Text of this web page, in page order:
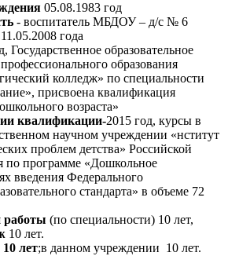
05.08.1983 год
- воспитатель МБДОУ – д/с № 6
года
Государственное образовательное
образования
колледж» по специальности
присвоена квалификация
возраста»
квалификации-2015 год, курсы в
научном учреждении «нститут
проблем детства» Российской
по программе «Дошкольное
введения Федерального
стандарта» в объеме 72
работы (по специальности) 10 лет,
10 лет.
лет;в данном учреждении 10 лет.